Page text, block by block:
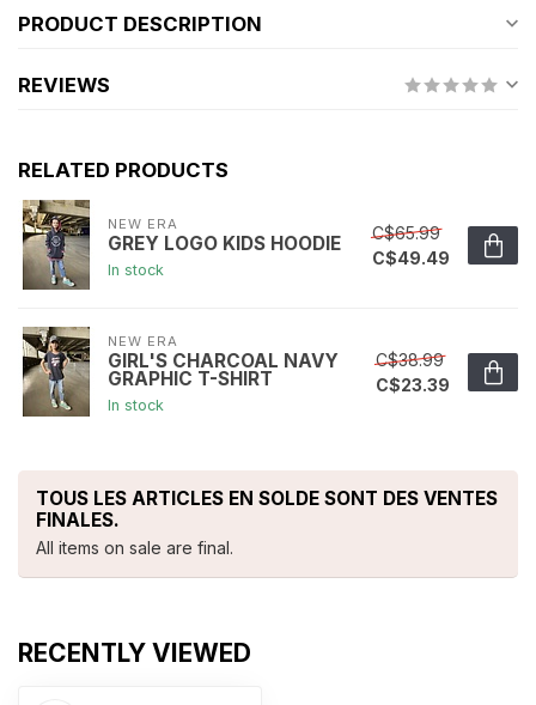
PRODUCT DESCRIPTION
REVIEWS
RELATED PRODUCTS
NEW ERA
GREY LOGO KIDS HOODIE
In stock
C$65.99
C$49.49
NEW ERA
GIRL'S CHARCOAL NAVY
GRAPHIC T-SHIRT
In stock
C$38.99
C$23.39
TOUS LES ARTICLES EN SOLDE SONT DES VENTES
FINALES.
All items on sale are final.
RECENTLY VIEWED